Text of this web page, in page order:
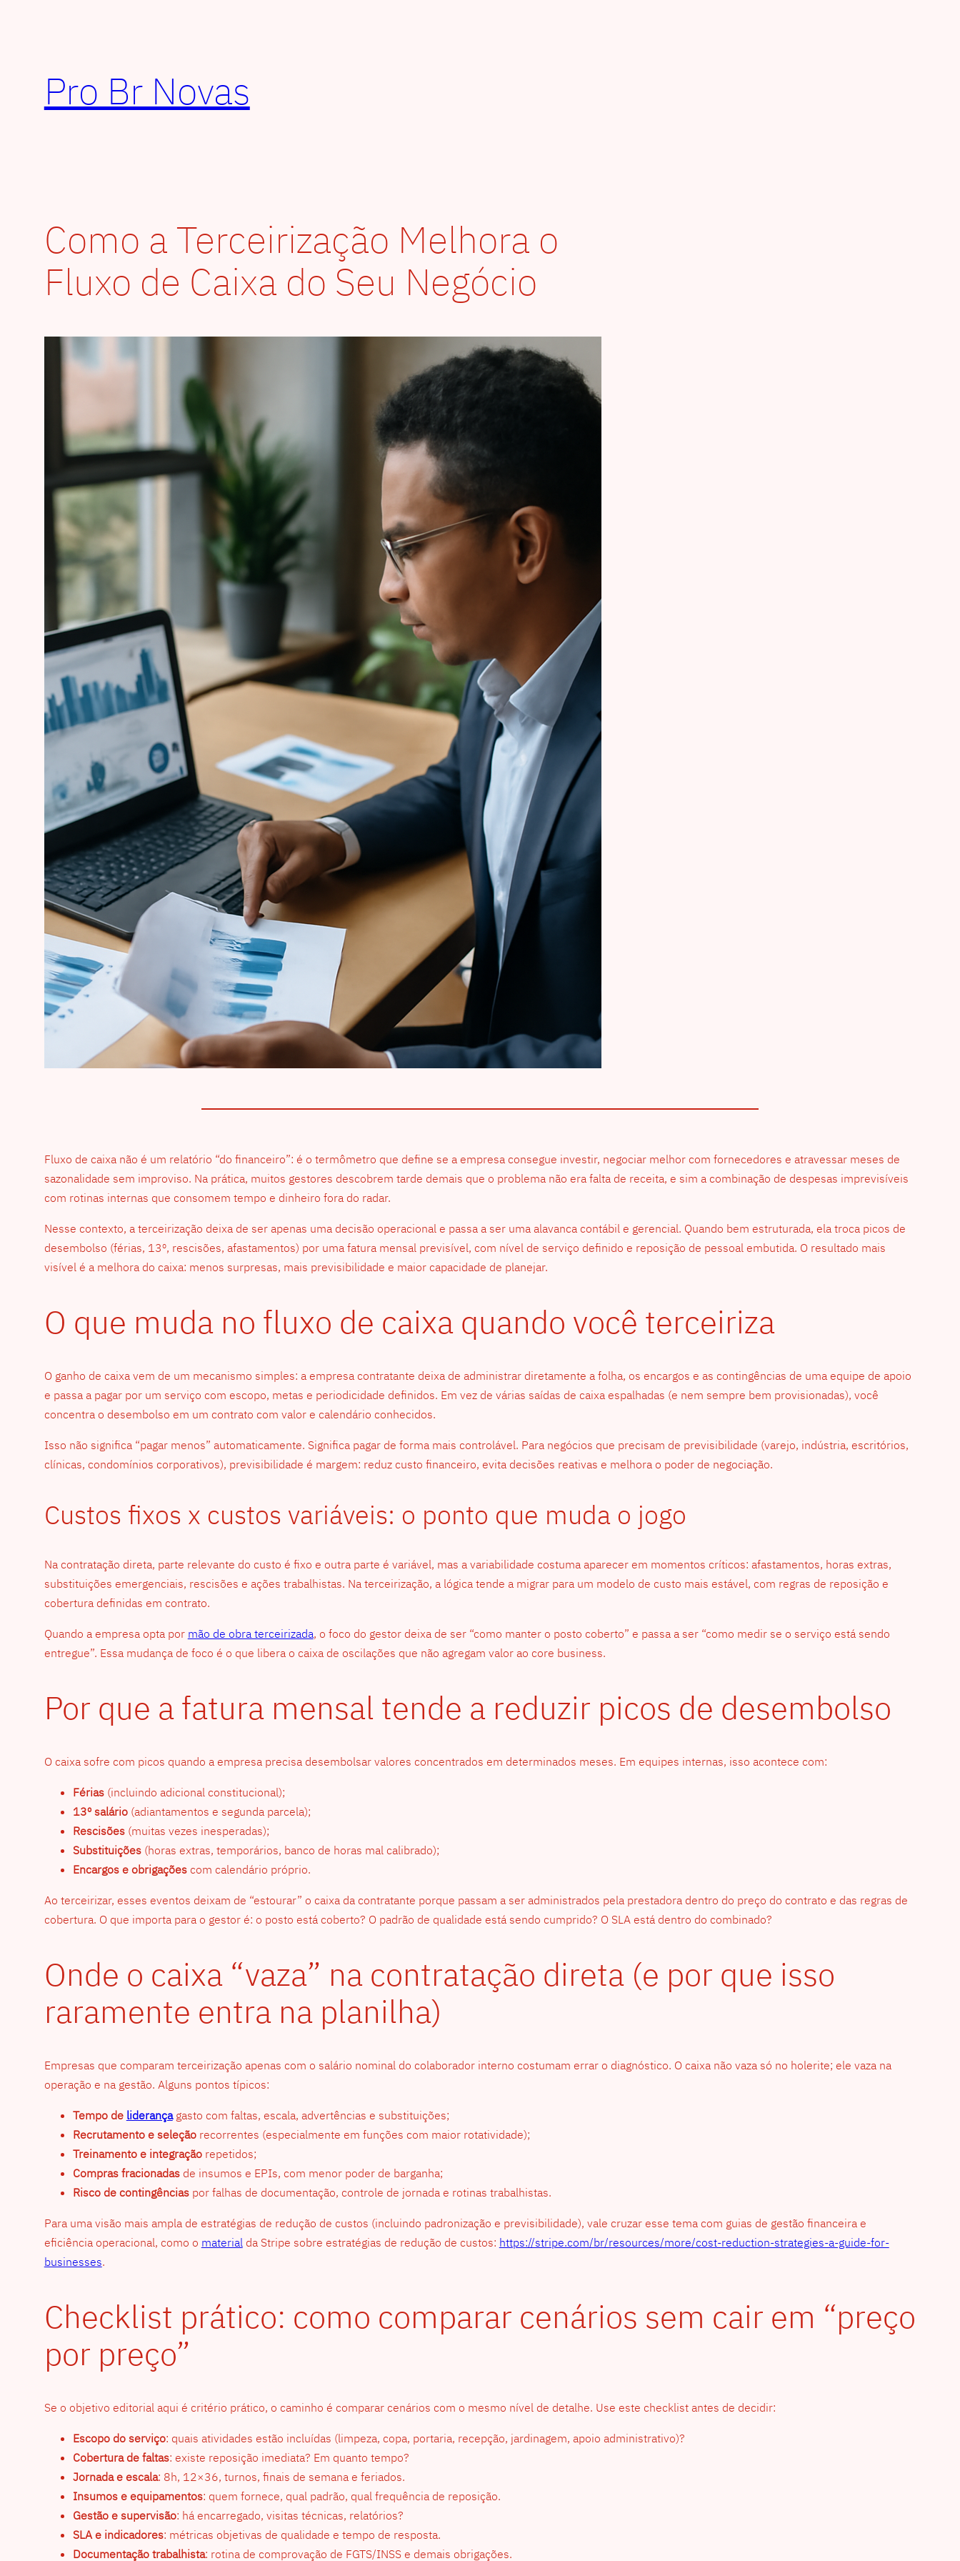
Pro Br Novas
Como a Terceirização Melhora o
Fluxo de Caixa do Seu Negócio
Fluxo de caixa não é um relatório “do financeiro”: é o termômetro que define se a empresa consegue investir, negociar melhor com fornecedores e atravessar meses de
sazonalidade sem improviso. Na prática, muitos gestores descobrem tarde demais que o problema não era falta de receita, e sim a combinação de despesas imprevisíveis
com rotinas internas que consomem tempo e dinheiro fora do radar.
Nesse contexto, a terceirização deixa de ser apenas uma decisão operacional e passa a ser uma alavanca contábil e gerencial. Quando bem estruturada, ela troca picos de
desembolso (férias, 13º, rescisões, afastamentos) por uma fatura mensal previsível, com nível de serviço definido e reposição de pessoal embutida. O resultado mais
visível é a melhora do caixa: menos surpresas, mais previsibilidade e maior capacidade de planejar.
O que muda no fluxo de caixa quando você terceiriza
O ganho de caixa vem de um mecanismo simples: a empresa contratante deixa de administrar diretamente a folha, os encargos e as contingências de uma equipe de apoio
e passa a pagar por um serviço com escopo, metas e periodicidade definidos. Em vez de várias saídas de caixa espalhadas (e nem sempre bem provisionadas), você
concentra o desembolso em um contrato com valor e calendário conhecidos.
Isso não significa “pagar menos” automaticamente. Significa pagar de forma mais controlável. Para negócios que precisam de previsibilidade (varejo, indústria, escritórios,
clínicas, condomínios corporativos), previsibilidade é margem: reduz custo financeiro, evita decisões reativas e melhora o poder de negociação.
Custos fixos x custos variáveis: o ponto que muda o jogo
Na contratação direta, parte relevante do custo é fixo e outra parte é variável, mas a variabilidade costuma aparecer em momentos críticos: afastamentos, horas extras,
substituições emergenciais, rescisões e ações trabalhistas. Na terceirização, a lógica tende a migrar para um modelo de custo mais estável, com regras de reposição e
cobertura definidas em contrato.
Quando a empresa opta por mão de obra terceirizada, o foco do gestor deixa de ser “como manter o posto coberto” e passa a ser “como medir se o serviço está sendo
entregue”. Essa mudança de foco é o que libera o caixa de oscilações que não agregam valor ao core business.
Por que a fatura mensal tende a reduzir picos de desembolso
O caixa sofre com picos quando a empresa precisa desembolsar valores concentrados em determinados meses. Em equipes internas, isso acontece com:
Férias(incluindo adicional constitucional);
13º salário(adiantamentos e segunda parcela);
Rescisões(muitas vezes inesperadas);
Substituições(horas extras, temporários, banco de horas mal calibrado);
Encargos e obrigaçõescom calendário próprio.
Ao terceirizar, esses eventos deixam de “estourar” o caixa da contratante porque passam a ser administrados pela prestadora dentro do preço do contrato e das regras de
cobertura. O que importa para o gestor é: o posto está coberto? O padrão de qualidade está sendo cumprido? O SLA está dentro do combinado?
Onde o caixa “vaza” na contratação direta (e por que isso
raramente entra na planilha)
Empresas que comparam terceirização apenas com o salário nominal do colaborador interno costumam errar o diagnóstico. O caixa não vaza só no holerite; ele vaza na
operação e na gestão. Alguns pontos típicos:
Tempo de liderançagasto com faltas, escala, advertências e substituições;
Recrutamento e seleçãorecorrentes (especialmente em funções com maior rotatividade);
Treinamento e integraçãorepetidos;
Compras fracionadasde insumos e EPIs, com menor poder de barganha;
Risco de contingênciaspor falhas de documentação, controle de jornada e rotinas trabalhistas.
Para uma visão mais ampla de estratégias de redução de custos (incluindo padronização e previsibilidade), vale cruzar esse tema com guias de gestão financeira e
eficiência operacional, como o materialda Stripe sobre estratégias de redução de custos: https://stripe.com/br/resources/more/cost-reduction-strategies-a-guide-for-
businesses.
Checklist prático: como comparar cenários sem cair em “preço
por preço”
Se o objetivo editorial aqui é critério prático, o caminho é comparar cenários com o mesmo nível de detalhe. Use este checklist antes de decidir:
Escopo do serviço: quais atividades estão incluídas (limpeza, copa, portaria, recepção, jardinagem, apoio administrativo)?
Cobertura de faltas: existe reposição imediata? Em quanto tempo?
Jornada e escala: 8h, 12×36, turnos, finais de semana e feriados.
Insumos e equipamentos: quem fornece, qual padrão, qual frequência de reposição.
Gestão e supervisão: há encarregado, visitas técnicas, relatórios?
SLA e indicadores: métricas objetivas de qualidade e tempo de resposta.
Documentação trabalhista: rotina de comprovação de FGTS/INSS e demais obrigações.